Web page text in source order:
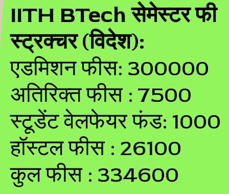
IITH BTech सेमेस्टर फी
स्ट्रक्चर (विदेश):
एडमिशन फीस: 300000
अतिरिक्त फीस : 7500
स्टूडेंट वेलफेयर फंड: 1000
हॉस्टल फीस : 26100
कुल फीस : 334600